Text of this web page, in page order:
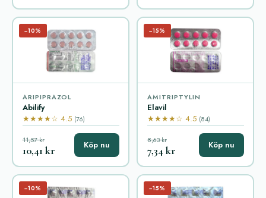
−10%
ARIPIPRAZOL
Abilify
★★★★☆ 4.5 (76)
11,57 kr
10,41 kr Köp nu
−15%
AMITRIPTYLIN
Elavil
★★★★☆ 4.5 (84)
8,63 kr
7,34 kr Köp nu
−10% −15%